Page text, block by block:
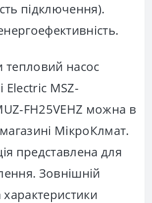
підключення).
тепловий насос
Electric MSZ-
FH25VEHZ можна в
МікроКлмат.
представлена для
Зовнішній
характеристики